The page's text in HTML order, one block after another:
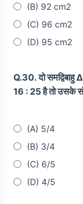
(B) 92 cm2
(C) 96 cm2
(D) 95 cm2
Q.30. दो
16 : 25 है तो उसके
(A) 5/4
(B) 3/4
(C) 6/5
(D) 4/5